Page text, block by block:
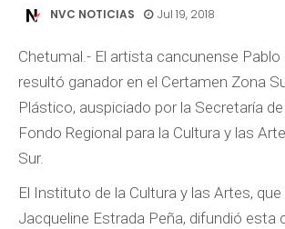
NVC NOTICIAS Jul 19, 2018
Chetumal.- El artista cancunense Pablo
resultó ganador en el Certamen Zona
Plástico, auspiciado por la Secretaría
Fondo Regional para la Cultura y las
Sur.
El Instituto de la Cultura y las Artes,
Jacqueline Estrada Peña, difundió esta